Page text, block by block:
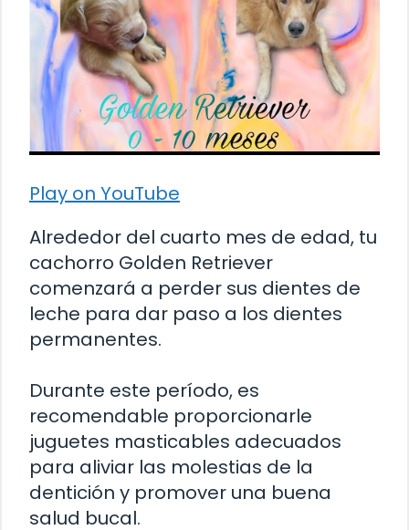
Play on YouTube
Alrededor del cuarto mes de edad, tu
cachorro Golden Retriever
comenzará a perder sus dientes de
leche para dar paso a los dientes
permanentes.
Durante este período, es
recomendable proporcionarle
juguetes masticables adecuados
para aliviar las molestias de la
dentición y promover una buena
salud bucal.